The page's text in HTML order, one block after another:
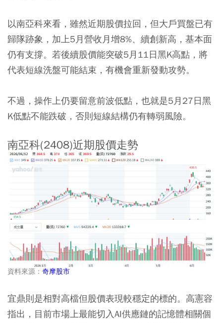
以南亞科來看，雖然近期股價拉回，但大戶買盤已有
歸隊跡象，加上5月營收月增8%、續創新高，基本面
仍有支撐。若後續股價能突破5月11日黑K高點，將
代表短線洗盤可能結束，有機會重新發動攻勢。
不過，操作上仍要留意前波低點，也就是5月27日黑
K低點不能跌破，否則短線結構仍有轉弱風險。
南亞科(2408)近期股價走勢
資料來源： 奇摩股市
宜鼎則是相對高檔但股價表現較穩定的標的。高憲容
指出，目前市場上最能切入AI供應鏈的記憶體相關個